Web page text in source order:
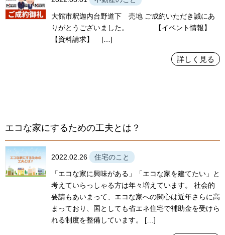
大館市釈迦内台野道下 売地 ご成約いただき誠にあ
りがとうございました。 【イベント情報】
【資料請求】 […]
詳しく見る
エコな家にするための工夫とは？
2022.02.26 住宅のこと
「エコな家に興味がある」「エコな家を建てたい」と
考えていらっしゃる方は年々増えています。 社会的
要請もあいまって、エコな家への関心は近年さらに高
まっており、国としても省エネ住宅で補助金を受けら
れる制度を整備しています。 […]